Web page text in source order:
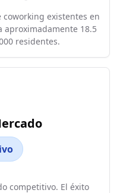
coworking existentes en
aproximadamente 18.5
residentes.
competitivo. El éxito